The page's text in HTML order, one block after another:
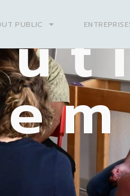
PUBLIC